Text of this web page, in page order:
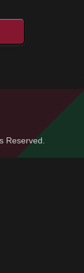
Reserved.